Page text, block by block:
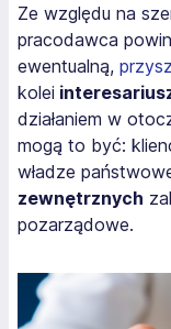
Ze względu na
pracodawca
ewentualną,
kolei
działaniem w
mogą to być:
władze
zewnętrznych
pozarządowe.